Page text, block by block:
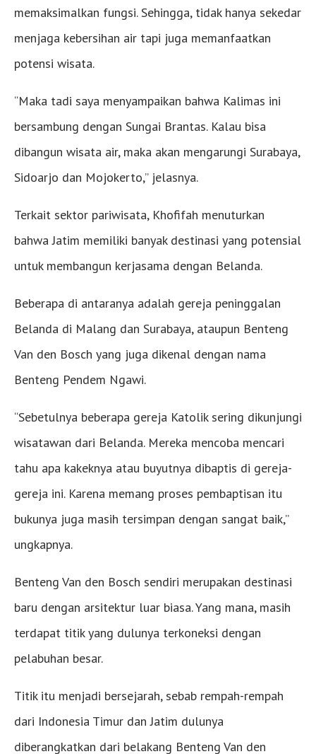
memaksimalkan fungsi. Sehingga, tidak hanya sekedar
menjaga kebersihan air tapi juga memanfaatkan
potensi wisata.
“Maka tadi saya menyampaikan bahwa Kalimas ini
bersambung dengan Sungai Brantas. Kalau bisa
dibangun wisata air, maka akan mengarungi Surabaya,
Sidoarjo dan Mojokerto,” jelasnya.
Terkait sektor pariwisata, Khofifah menuturkan
bahwa Jatim memiliki banyak destinasi yang potensial
untuk membangun kerjasama dengan Belanda.
Beberapa di antaranya adalah gereja peninggalan
Belanda di Malang dan Surabaya, ataupun Benteng
Van den Bosch yang juga dikenal dengan nama
Benteng Pendem Ngawi.
“Sebetulnya beberapa gereja Katolik sering dikunjungi
wisatawan dari Belanda. Mereka mencoba mencari
tahu apa kakeknya atau buyutnya dibaptis di gereja-
gereja ini. Karena memang proses pembaptisan itu
bukunya juga masih tersimpan dengan sangat baik,”
ungkapnya.
Benteng Van den Bosch sendiri merupakan destinasi
baru dengan arsitektur luar biasa. Yang mana, masih
terdapat titik yang dulunya terkoneksi dengan
pelabuhan besar.
Titik itu menjadi bersejarah, sebab rempah-rempah
dari Indonesia Timur dan Jatim dulunya
diberangkatkan dari belakang Benteng Van den